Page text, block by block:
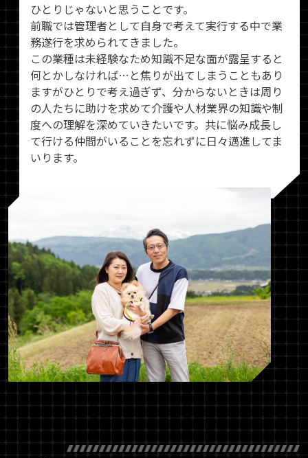
ひとりじゃないと思うことです。
前職では管理者として自身で考えて実行する中で業
務遂行を求められてきました。
この業種は未経験なため知識不足な面が露呈すると
何とかしなければ…と焦りが出てしまうこともあり
ますがひとりで考え過ぎず、分からないときは周り
の人たちに助けを求めて介護や人材業界の知識や制
度への理解を深めていきたいです。共に悩み成長し
て行ける仲間がいることを忘れずに日々邁進してま
いります。